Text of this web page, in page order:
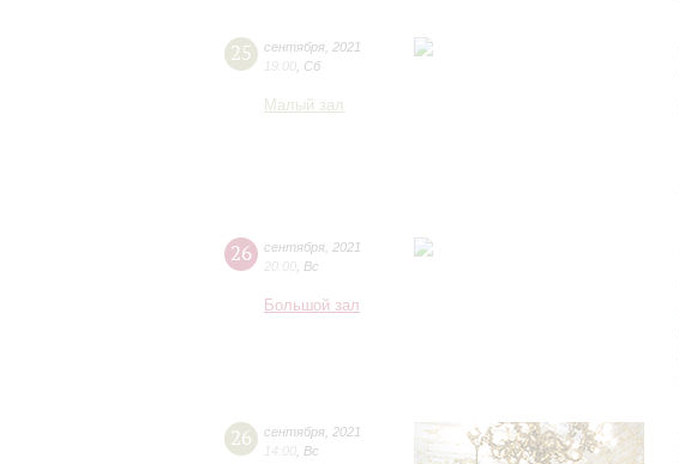
25 сентября 2021
19:00 Сб
Малый зал
26 сентября 2021
20:00 Вс
Большой зал
26 сентября 2021
14:00 Вс